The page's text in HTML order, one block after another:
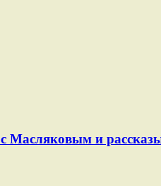
с Масляковым и